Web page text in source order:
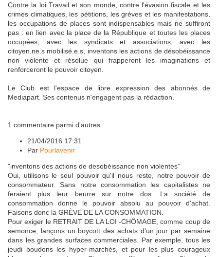
Contre la loi Travail et son monde, contre l'évasion fiscale et les
crimes climatiques, les pétitions, les grèves et les manifestations,
les occupations de places sont indispensables mais ne suffiront
pas : en lien avec la place de la République et toutes les places
occupées, avec les syndicats et associations, avec les
citoyen.ne.s mobilisé.e.s, inventons les actions de désobéissance
non violente et résolue qui frapperont les imaginations et
renforceront le pouvoir citoyen.
Le Club est l'espace de libre expression des abonnés de
Mediapart. Ses contenus n'engagent pas la rédaction.
1 commentaire parmi d'autres
21/04/2016 17:31
Par Pourlavenir
"inventons des actions de desobéissance non violentes"
Oui, utilisons le seul pouvoir qu'il nous reste, notre pouvoir de
consommateur. Sans notre consommation les capitalistes ne
feraient plus leur beurre sur notre dos. La société de
consommation donne le pouvoir absolu au pouvoir d'achat.
Faisons donc la GRÈVE DE LA CONSOMMATION.
Pour exiger le RETRAIT DE LA LOI -CHÔMAGE, comme coup de
semonce, lançons un boycott des achats d'un jour par semaine
dans les grandes surfaces commerciales. Par exemple, tous les
jeudi boudons les hyper-marchés, et pour les plus courageux